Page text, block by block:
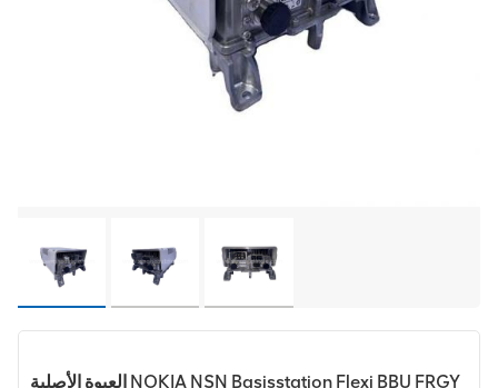
العبوة الأصلية NOKIA NSN Basisstation Flexi BBU FRGY